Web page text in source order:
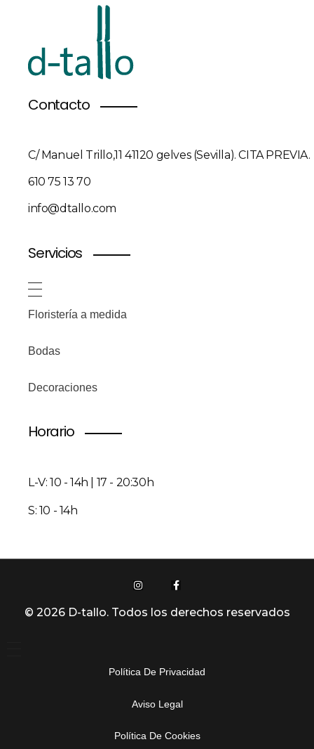
Contacto
C/ Manuel Trillo,11 41120 gelves (Sevilla). CITA PREVIA.
610 75 13 70
info@dtallo.com
Servicios
Floristería a medida
Bodas
Decoraciones
Horario
L-V: 10 - 14h | 17 - 20:30h
S: 10 - 14h
© 2026 D-tallo. Todos los derechos reservados
Política De Privacidad
Aviso Legal
Política De Cookies